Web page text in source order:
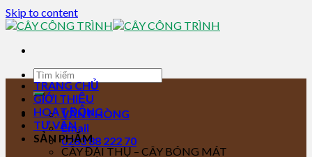
Skip to content
VĂN PHÒNG
Email
0283 88 222 70
TRANG CHỦ
GIỚI THIỆU
HOẠT ĐỘNG
TƯ VẤN
SẢN PHẨM
CÂY ĐẠI THỤ – CÂY BÓNG MÁT